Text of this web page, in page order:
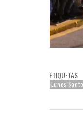
ETIQUETAS
Lunes Santo